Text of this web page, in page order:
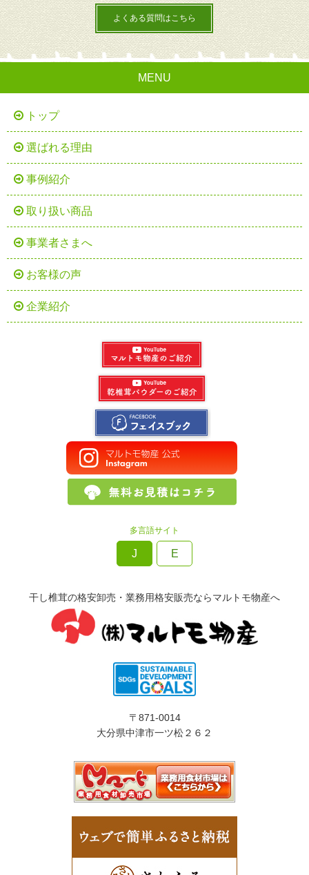
よくある質問はこちら
MENU
トップ
選ばれる理由
事例紹介
取り扱い商品
事業者さまへ
お客様の声
企業紹介
多言語サイト
J E
干し椎茸の格安卸売・業務用格安販売ならマルトモ物産へ
〒871-0014
大分県中津市一ツ松２６２